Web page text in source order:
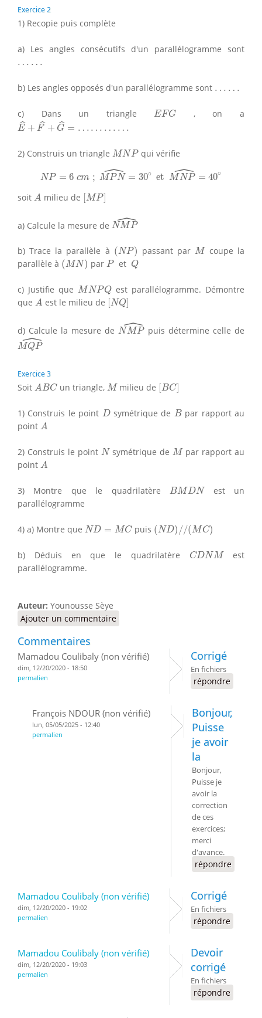
Exercice 2
1) Recopie puis complète
a) Les angles consécutifs d'un parallélogramme sont
… …
… …
b) Les angles opposés d'un parallélogramme sont … …
… …
c) Dans un triangleEFG
EFG , on a
ˆ
E + ˆ
F + ˆ
G = … … … …
E^ F^+G^= ……
2) Construis un triangle MNP
MNP qui vérifie
NP = 6 cm ; ˆ
MPN = 30∘ et ˆ
MNP = 40∘
PN^= NP^=
soit A
A milieu de [MP]
[MP]
a) Calcule la mesure de ˆ
NMP
NMP^
b) Trace la parallèle à (NP)
(NP) passant parM
Mcoupe la
parallèle à (MN)
(MN) par P
P et Q
Q
c) Justifie queMNPQ
MNPQ est parallélogramme. Démontre
que A
A est le milieu de NQ
[NQ]
d) Calcule la mesure de ˆ
NMP
NMP^
puis détermine celle de
ˆ
MQP
MQP^
Exercice 3
Soit ABC
A BC un triangle, M
Mmilieu de [BC]
[BC]
1) Construis le point D
Dsymétrique de B
Bpar rapport au
point A
A
2) Construis le point N
Nsymétrique de M
Mpar rapport au
point A
A
3) Montre que le quadrilatère BMDN
BMDN est un
parallélogramme
4) a) Montre que ND = MC
ND= C puis (ND) //(MC)
(ND)/ ( MC)
b) Déduis en que le quadrilatère CDNM
CDNM est
parallélogramme.
Auteur: Younousse Sèye
Ajouter un commentaire
Commentaires
Mamadou Coulibaly (non vérifié)
dim, 12/20/2020 - 18:50
permalien
Corrigé
En fichiers
répondre
François NDOUR (non vérifié)
lun, 05/05/2025 - 12:40
permalien
Bonjour,
Puisse
je avoir
la
Bonjour,
Puisse je
avoir la
correction
de ces
exercices;
merci
d'avance.
répondre
Mamadou Coulibaly (non vérifié)
dim, 12/20/2020 - 19:02
permalien
Corrigé
En fichiers
répondre
Mamadou Coulibaly (non vérifié)
dim, 12/20/2020 - 19:03
permalien
Devoir
corrigé
En fichiers
répondre